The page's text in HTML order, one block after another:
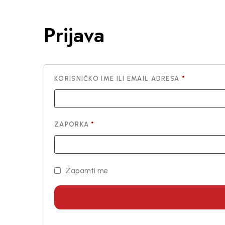
Prijava
KORISNIČKO IME ILI EMAIL ADRESA *
ZAPORKA*
Zapamti me